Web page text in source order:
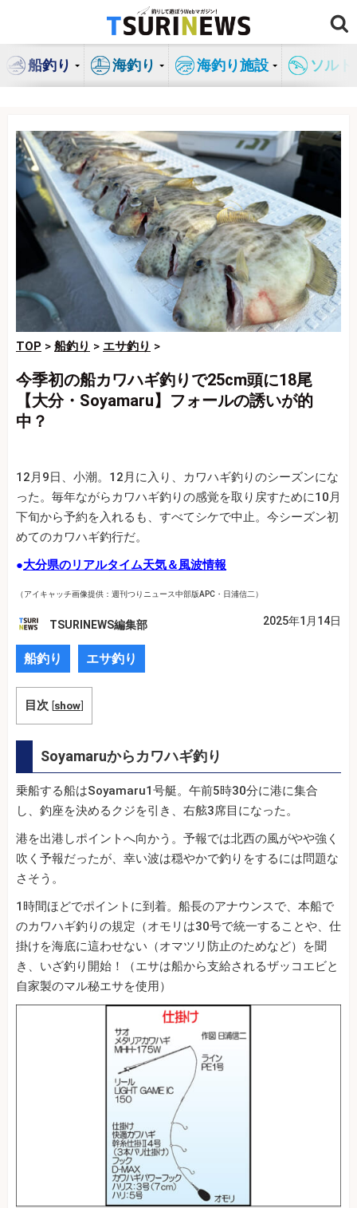
ン
船釣り 海釣り 海釣り施設 ソル
TOP > 船釣り > エサ釣り >
今季初の船カワハギ釣りで25cm頭に18尾
【大分・Soyamaru】フォールの誘いが的
中？
12月9日、小潮。12月に入り、カワハギ釣りのシーズンにな
った。毎年ながらカワハギ釣りの感覚を取り戻すために10月
下旬から予約を入れるも、すべてシケで中止。今シーズン初
めてのカワハギ釣行だ。
●大分県のリアルタイム天気＆風波情報
（アイキャッチ画像提供：週刊つりニュース中部版APC・日浦信二）
TSURINEWS編集部 2025年1月14日
船釣り エサ釣り
目次 [show]
Soyamaruからカワハギ釣り
乗船する船はSoyamaru1号艇。午前5時30分に港に集合
し、釣座を決めるクジを引き、右舷3席目になった。
港を出港しポイントへ向かう。予報では北西の風がやや強く
吹く予報だったが、幸い波は穏やかで釣りをするには問題な
さそう。
1時間ほどでポイントに到着。船長のアナウンスで、本船で
のカワハギ釣りの規定（オモリは30号で統一することや、仕
掛けを海底に這わせない（オマツリ防止のためなど）を聞
き、いざ釣り開始！（エサは船から支給されるザッコエビと
自家製のマル秘エサを使用）